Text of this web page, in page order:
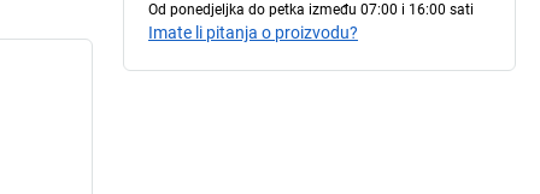
Od ponedjeljka do petka između 07:00 i 16:00 sati
Imate li pitanja o proizvodu?